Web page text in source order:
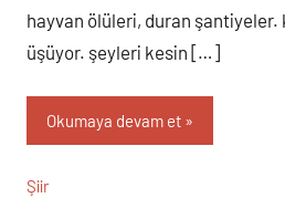
hayvan ölüleri, duran
üşüyor. şeyleri kesin […]
Okumaya devam et
Şiir